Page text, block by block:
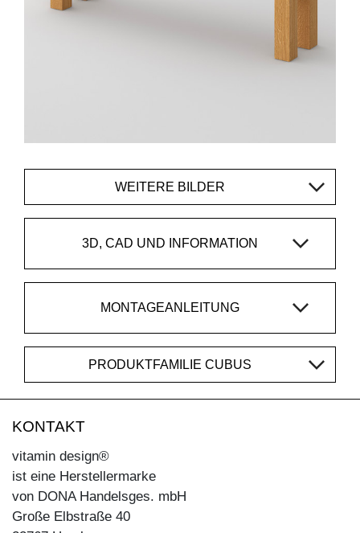
WEITERE BILDER
3D, CAD UND INFORMATION
MONTAGEANLEITUNG
PRODUKTFAMILIE CUBUS
KONTAKT
vitamin design®
ist eine Herstellermarke
von DONA Handelsges. mbH
Große Elbstraße 40